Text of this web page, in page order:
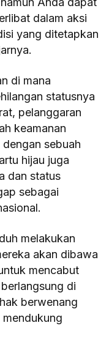
dalam aksi
yang ditetapkan
di mana
statusnya
pelanggaran
keamanan
sebuah
hijau juga
dan status
sebagai
melakukan
akan dibawa
mencabut
di
berwenang